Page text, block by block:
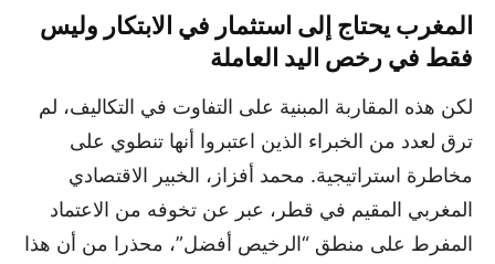
المغرب يحتاج إلى استثمار في الابتكار وليس
فقط في رخص اليد العاملة
لكن هذه المقاربة المبنية على التفاوت في التكاليف، لم
ترق لعدد من الخبراء الذين اعتبروا أنها تنطوي على
مخاطرة استراتيجية. محمد أفزاز، الخبير الاقتصادي
المغربي المقيم في قطر، عبر عن تخوفه من الاعتماد
المفرط على منطق “الرخيص أفضل”، محذرا من أن هذا